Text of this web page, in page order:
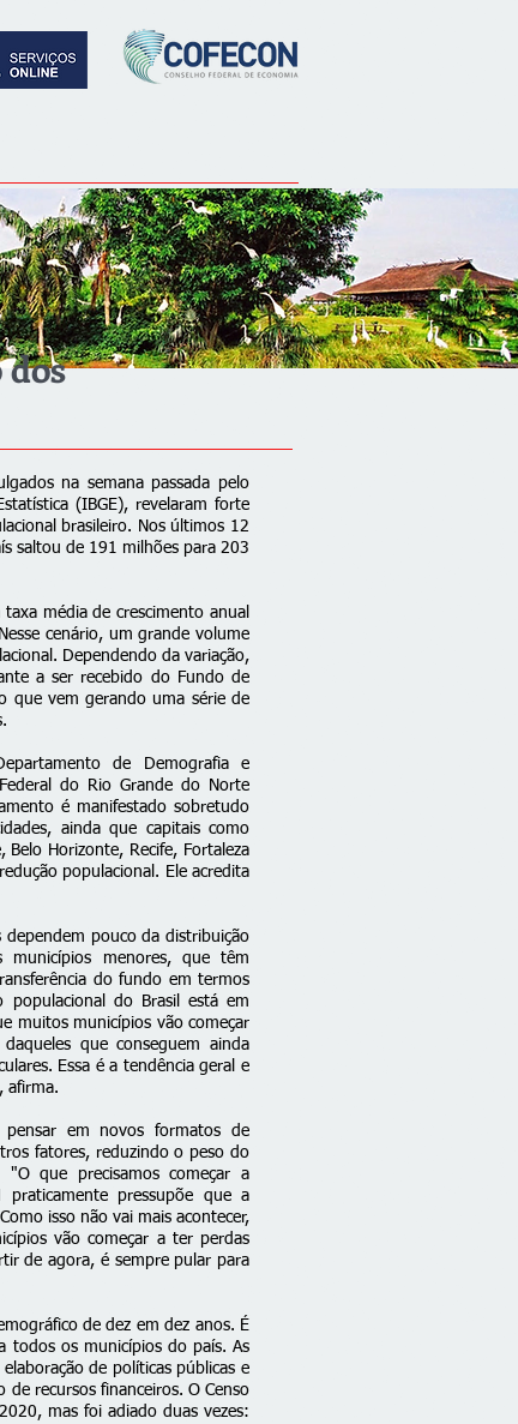
na semana passada pelo
(IBGE), revelaram forte
brasileiro. Nos últimos 12
saltou de 191 milhões para 203
média de crescimento anual
cenário, um grande volume
Dependendo da variação,
a ser recebido do Fundo de
que vem gerando uma série de
de Demografia e
do Rio Grande do Norte
é manifestado sobretudo
ainda que capitais como
Belo Horizonte, Recife, Fortaleza
redução populacional . Ele acredita
dependem pouco da distribuição
menores, que têm
do fundo em termos
populacional do Brasil está em
muitos municípios vão começar
que conseguem ainda
Essa é a tendência geral e
afirma.
em novos formatos de
fatores, reduzindo o peso do
que precisamos começar a
pressupõe que a
isso não vai mais acontecer,
vão começar a ter perdas
de agora, é sempre pular para
de dez em dez anos. É
todos os municípios do país. As
de políticas públicas e
de recursos financeiros. O Censo
mas foi adiado duas vezes: